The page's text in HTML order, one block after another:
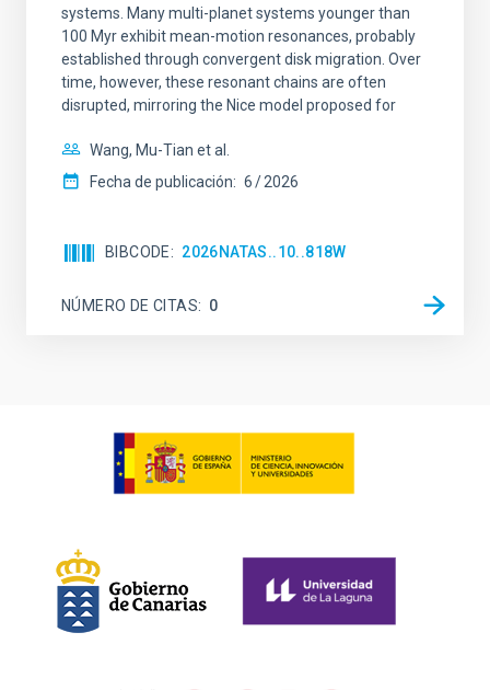
systems. Many multi-planet systems younger than
100 Myr exhibit mean-motion resonances, probably
established through convergent disk migration. Over
time, however, these resonant chains are often
disrupted, mirroring the Nice model proposed for
Wang, Mu-Tian et al.
Fecha de publicación: 6 2026
BIBCODE 2026NATAS..10..818W
NÚMERO DE CITAS 0